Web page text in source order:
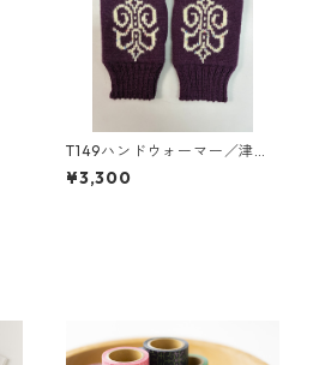
T149ハンドウォーマー／津田
命子デザインアイヌ文様編み
込みハンドウォーマー
¥3,300